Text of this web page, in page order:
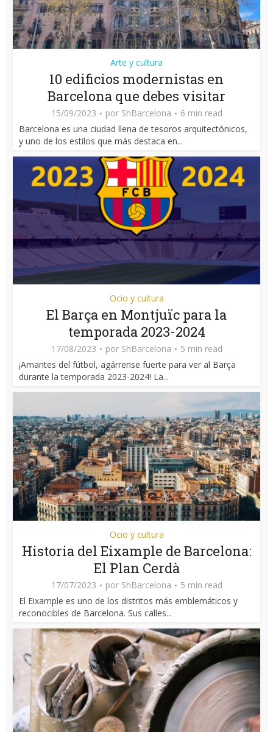
Arte y cultura
10 edificios modernistas en
Barcelona que debes visitar
15/09/2023 por ShBarcelona
6 min read
Barcelona es una ciudad llena de tesoros arquitectónicos,
y uno de los estilos que más destaca en...
Ocio y cultura
El Barça en Montjuïc para la
temporada 2023-2024
17/08/2023 por ShBarcelona
5 min read
¡Amantes del fútbol, agárrense fuerte para ver al Barça
durante la temporada 2023-2024! La...
Ocio y cultura
Historia del Eixample de Barcelona:
El Plan Cerdà
17/07/2023 por ShBarcelona
5 min read
El Eixample es uno de los distritos más emblemáticos y
reconocibles de Barcelona. Sus calles...